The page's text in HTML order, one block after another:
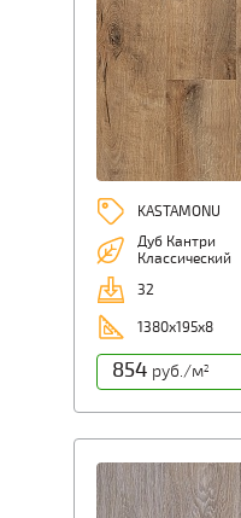
KASTAMONU
Дуб Кантри
Классический
32
1380х195х8
854 руб./м2